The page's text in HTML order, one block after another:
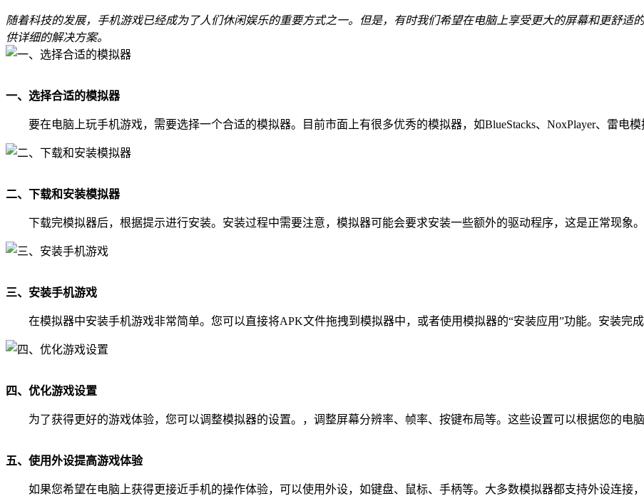
随着科技的发展，手机游戏已经成为了人们休闲娱乐的重要方式之一。但是，有时我们希望在电脑上享受更大的屏幕和更舒适
供详细的解决方案。
一、选择合适的模拟器
要在电脑上玩手机游戏，需要选择一个合适的模拟器。目前市面上有很多优秀的模拟器，如BlueStacks、NoxPlayer、雷电
二、下载和安装模拟器
下载完模拟器后，根据提示进行安装。安装过程中需要注意，模拟器可能会要求安装一些额外的驱动程序，这是正常现象
三、安装手机游戏
在模拟器中安装手机游戏非常简单。您可以直接将APK文件拖拽到模拟器中，或者使用模拟器的“安装应用”功能。安装完
四、优化游戏设置
为了获得更好的游戏体验，您可以调整模拟器的设置。，调整屏幕分辨率、帧率、按键布局等。这些设置可以根据您的电
五、使用外设提高游戏体验
如果您希望在电脑上获得更接近手机的操作体验，可以使用外设，如键盘、鼠标、手柄等。大多数模拟器都支持外设连接